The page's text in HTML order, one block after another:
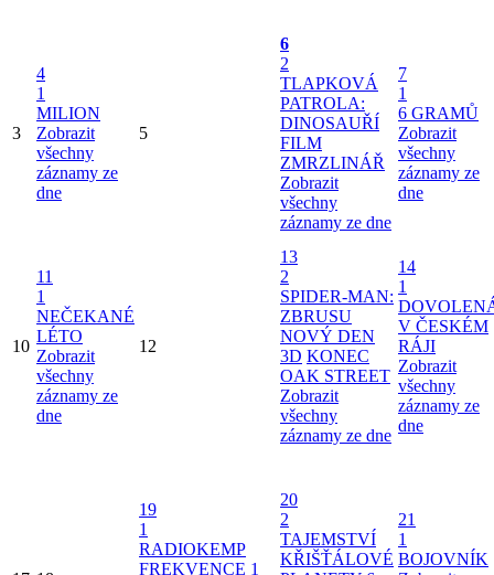
3
4
1
MILION
Zobrazit
všechny
záznamy ze
dne
5
6
2
TLAPKOVÁ
PATROLA:
DINOSAUŘÍ
FILM
ZMRZLINÁŘ
Zobrazit
všechny
záznamy ze dne
7
1
6 GRAMŮ
Zobrazit
všechny
záznamy ze
dne
10
11
1
NEČEKANÉ
LÉTO
Zobrazit
všechny
záznamy ze
dne
12
13
2
SPIDER-MAN:
ZBRUSU
NOVÝ DEN
3D KONEC
OAK STREET
Zobrazit
všechny
záznamy ze dne
14
1
V ČESKÉM
RÁJI
Zobrazit
všechny
záznamy ze
dne
19
1
RADIOKEMP
FREKVENCE 1
20
2
TAJEMSTVÍ
KŘIŠŤÁLOVÉ
21
1
BOJOVNÍK